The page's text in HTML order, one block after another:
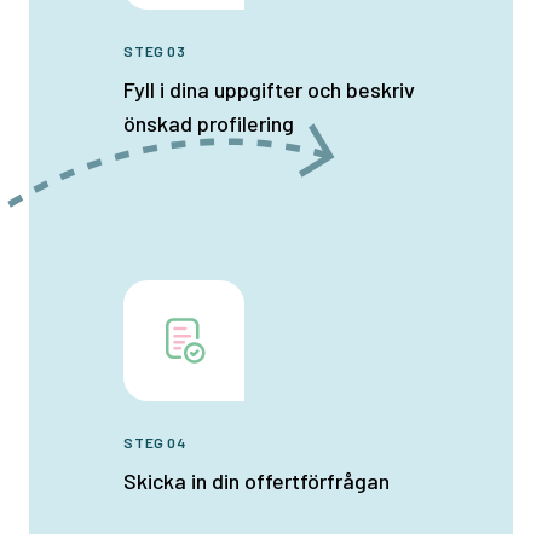
STEG 03
Fyll i dina uppgifter och beskriv
önskad profilering
STEG 04
Skicka in din offertförfrågan